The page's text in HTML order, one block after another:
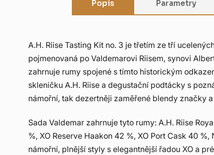
Popis Parametry
A.H. Riise Tasting Kit no. 3 je třetím ze tří
pojmenovaná po Valdemarovi Riisem, synovi
zahrnuje rumy spojené s tímto historickým
skleničku A.H. Riise a degustační podtácky s
námořní, tak dezertněji zaměřené blendy značky
Sada Valdemar zahrnuje tyto rumy: A.H. Riise
%, XO Reserve Haakon 42 %, XO Port Cask 40
námořní, plnější styly s elegantnější řadou XO a